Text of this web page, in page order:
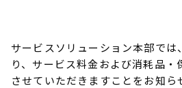
サービスソリューション本部で
り、サービス料金および消耗品・
させていただきますことをお知ら